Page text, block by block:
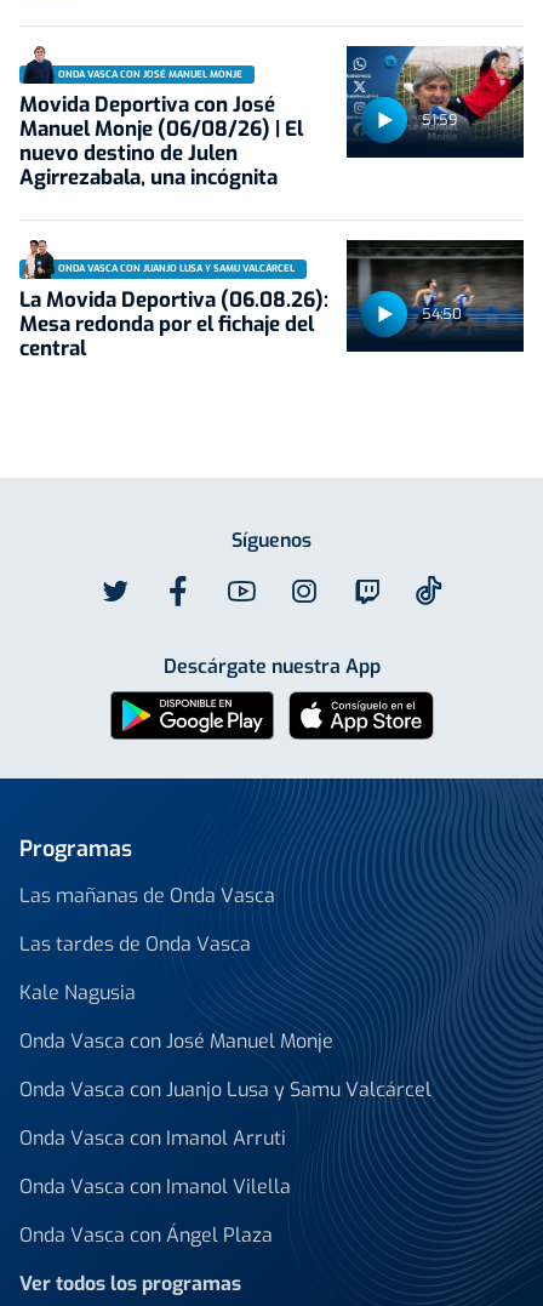
51:59
ONDA VASCA CON JOSÉ MANUEL MONJE
Movida Deportiva con José
Manuel Monje (06/08/26) | El
nuevo destino de Julen
Agirrezabala, una incógnita
54:50
ONDA VASCA CON JUANJO LUSA Y SAMU VALCÁRCEL
La Movida Deportiva (06.08.26):
Mesa redonda por el fichaje del
central
Síguenos
Descárgate nuestra App
Programas
Las mañanas de Onda Vasca
Las tardes de Onda Vasca
Kale Nagusia
Onda Vasca con José Manuel Monje
Onda Vasca con Juanjo Lusa y Samu Valcárcel
Onda Vasca con Imanol Arruti
Onda Vasca con Imanol Vilella
Onda Vasca con Ángel Plaza
Ver todos los programas